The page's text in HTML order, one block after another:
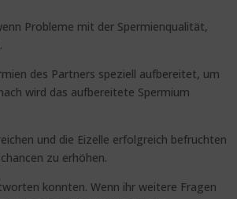
Probleme mit der Spermienqualität,
des Partners speziell aufbereitet, um
wird das aufbereitete Spermium
und die Eizelle erfolgreich befruchten
zu erhöhen.
konnten. Wenn ihr weitere Fragen